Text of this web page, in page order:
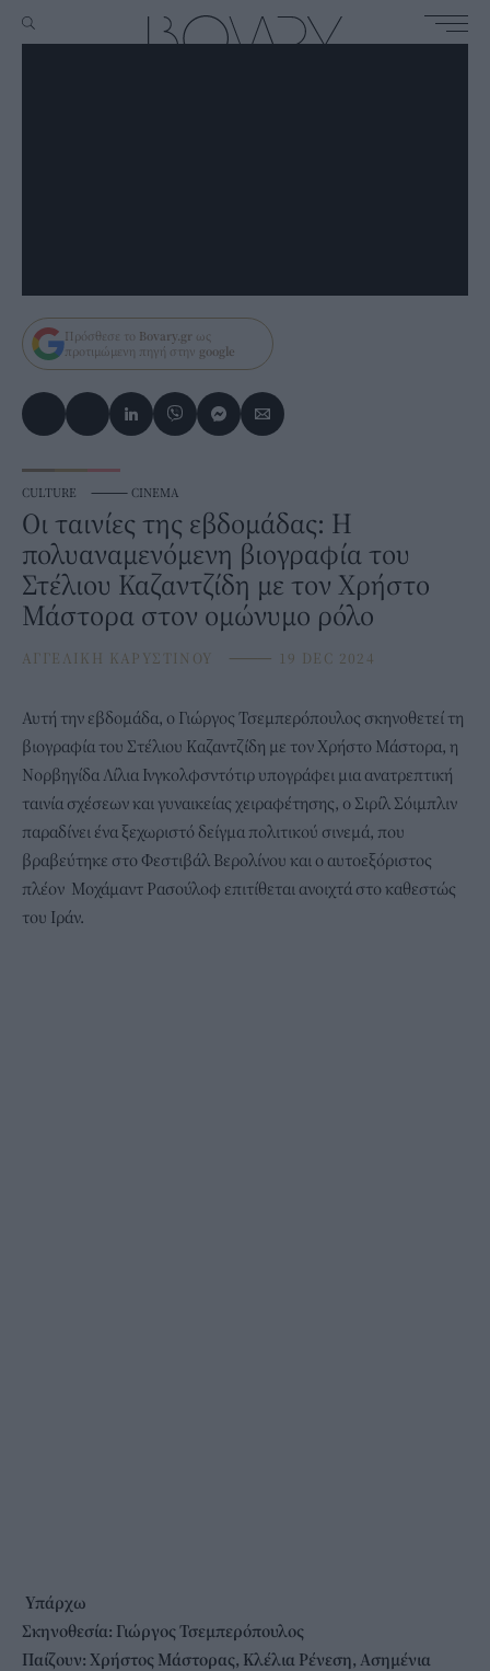
Πρόσθεσε το Bovary.gr ως
προτιμώμενη πηγή στην google
CULTURE ⸻ CINEMA
Οι ταινίες της εβδομάδας: Η
πολυαναμενόμενη βιογραφία του
Στέλιου Καζαντζίδη με τον Χρήστο
Μάστορα στον ομώνυμο ρόλο
ΑΓΓΕΛΙΚΗ ΚΑΡΥΣΤΙΝΟΥ ⸻ 19 DEC 2024
Αυτή την εβδομάδα, ο Γιώργος Τσεμπερόπουλος σκηνοθετεί τη
βιογραφία του Στέλιου Καζαντζίδη με τον Χρήστο Μάστορα, η
Νορβηγίδα Λίλια Ινγκολφσντότιρ υπογράφει μια ανατρεπτική
ταινία σχέσεων και γυναικείας χειραφέτησης, o Σιρίλ Σόιμπλιν
παραδίνει ένα ξεχωριστό δείγμα πολιτικού σινεμά, που
βραβεύτηκε στο Φεστιβάλ Βερολίνου και ο αυτοεξόριστος
πλέον Μοχάμαντ Ρασούλοφ επιτίθεται ανοιχτά στο καθεστώς
του Ιράν.
Υπάρχω
Σκηνοθεσία: Γιώργος Τσεμπερόπουλος
Παίζουν: Χρήστος Μάστορας, Κλέλια Ρένεση, Ασημένια